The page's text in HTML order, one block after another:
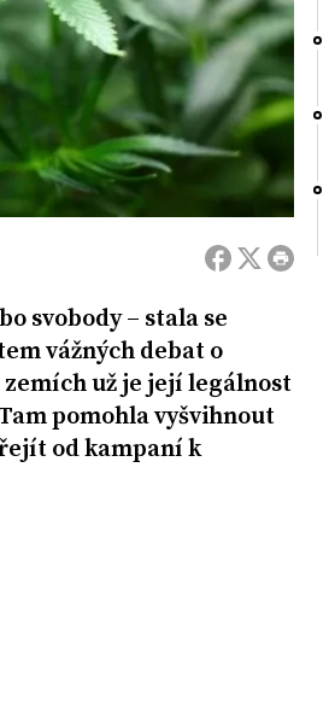
svobody – stala se
vážných debat o
už je její legálnost
pomohla vyšvihnout
od kampaní k